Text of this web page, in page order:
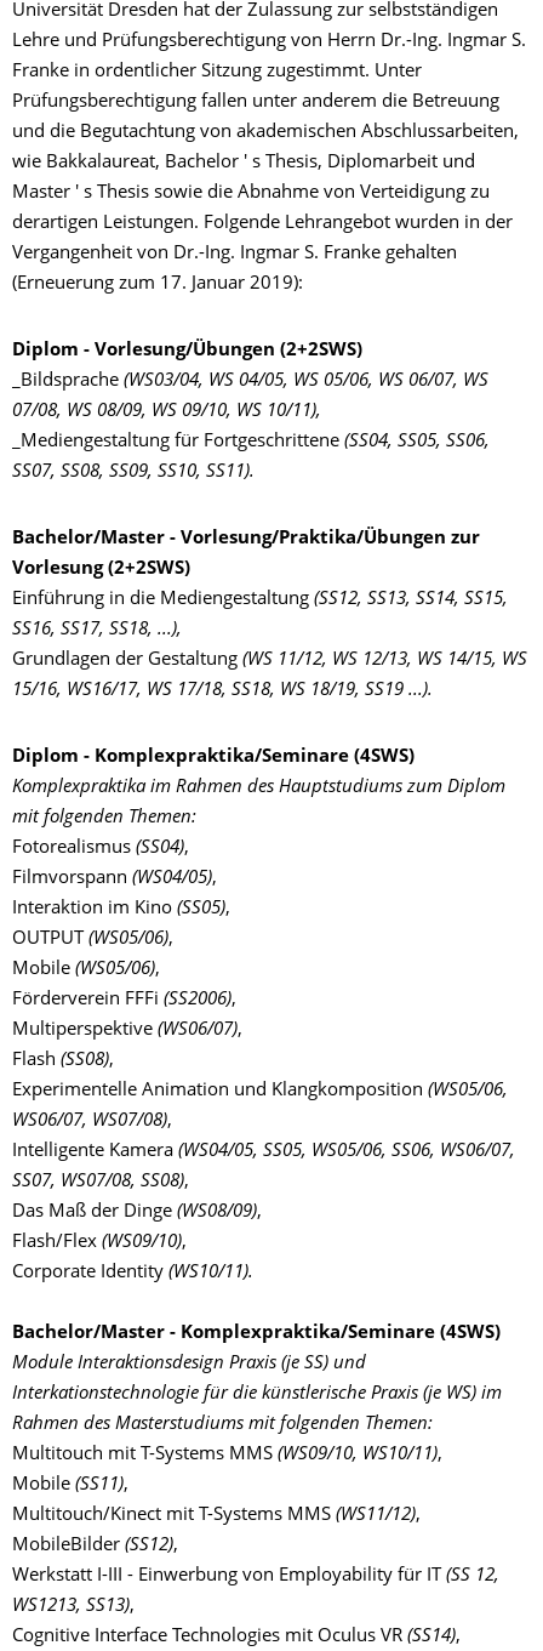
Universität Dresden hat der Zulassung zur selbstständigen
Lehre und Prüfungsberechtigung von Herrn Dr.-Ing. Ingmar S.
Franke in ordentlicher Sitzung zugestimmt. Unter
Prüfungsberechtigung fallen unter anderem die Betreuung
und die Begutachtung von akademischen Abschlussarbeiten,
wie Bakkalaureat, Bachelor ' s Thesis, Diplomarbeit und
Master ' s Thesis sowie die Abnahme von Verteidigung zu
derartigen Leistungen. Folgende Lehrangebot wurden in der
Vergangenheit von Dr.-Ing. Ingmar S. Franke gehalten
(Erneuerung zum 17. Januar 2019):
Diplom - Vorlesung/Übungen (2+2SWS)
_Bildsprache (WS03/04, WS 04/05, WS 05/06, WS 06/07, WS
07/08, WS 08/09, WS 09/10, WS 10/11),
_Mediengestaltung für Fortgeschrittene (SS04, SS05, SS06,
SS07, SS08, SS09, SS10, SS11).
Bachelor/Master - Vorlesung/Praktika/Übungen zur
Vorlesung (2+2SWS)
Einführung in die Mediengestaltung (SS12, SS13, SS14, SS15,
SS16, SS17, SS18, ...),
Grundlagen der Gestaltung (WS 11/12, WS 12/13, WS 14/15, WS
15/16, WS16/17, WS 17/18, SS18, WS 18/19, SS19 ...).
Diplom - Komplexpraktika/Seminare (4SWS)
Komplexpraktika im Rahmen des Hauptstudiums zum Diplom
mit folgenden Themen:
Fotorealismus (SS04),
Filmvorspann (WS04/05),
Interaktion im Kino (SS05),
OUTPUT (WS05/06),
Mobile (WS05/06),
Förderverein FFFi (SS2006),
Multiperspektive (WS06/07),
Flash (SS08),
Experimentelle Animation und Klangkomposition (WS05/06,
WS06/07, WS07/08),
Intelligente Kamera (WS04/05, SS05, WS05/06, SS06, WS06/07,
SS07, WS07/08, SS08),
Das Maß der Dinge (WS08/09),
Flash/Flex (WS09/10),
Corporate Identity (WS10/11).
Bachelor/Master - Komplexpraktika/Seminare (4SWS)
Module Interaktionsdesign Praxis (je SS) und
Interkationstechnologie für die künstlerische Praxis (je WS) im
Rahmen des Masterstudiums mit folgenden Themen:
Multitouch mit T-Systems MMS (WS09/10, WS10/11),
Mobile (SS11),
Multitouch/Kinect mit T-Systems MMS (WS11/12),
MobileBilder (SS12),
Werkstatt I-III - Einwerbung von Employability für IT (SS 12,
WS1213, SS13),
Cognitive Interface Technologies mit Oculus VR (SS14),